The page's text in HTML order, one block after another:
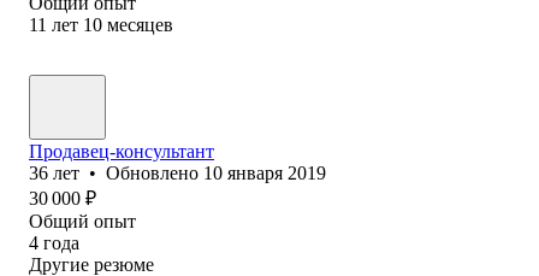
11 лет 10 месяцев
Продавец-консультант
36 лет • Обновлено 10 января 2019
30 000 ₽
Общий опыт
4 года
Другие резюме